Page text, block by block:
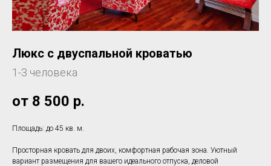
Люкс с двуспальной кроватью
1-3 человека
от 8 500 р.
Площадь: до 45 кв. м.
Просторная кровать для двоих, комфортная рабочая зона. Уютный
вариант размещения для вашего идеального отпуска, деловой